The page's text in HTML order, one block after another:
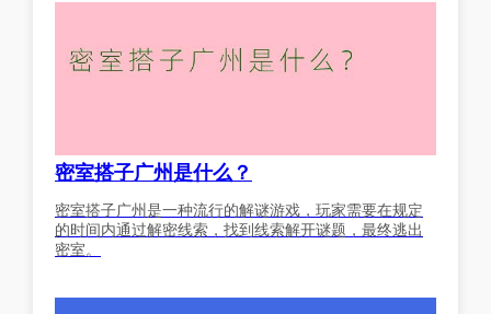
密室搭子广州是什么？
密室搭子广州是一种流行的解谜游戏，玩家需要在规定
的时间内通过解密线索，找到线索解开谜题，最终逃出
密室。